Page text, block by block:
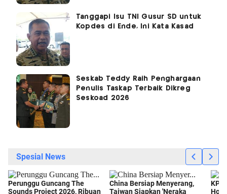
Tanggapi Isu TNI Gusur SD untuk
Kopdes di Ende, Ini Kata Kasad
Seskab Teddy Raih Penghargaan
Penulis Taskap Terbaik Dikreg
Seskoad 2026